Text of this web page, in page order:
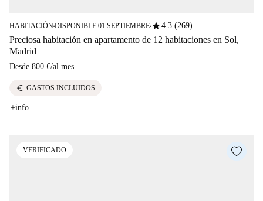
HABITACIÓN■DISPONIBLE 01 SEPTIEMBRE■star4.3 (269)
Preciosa habitación en apartamento de 12 habitaciones en Sol,
Madrid
Desde 800 €/al mes
euro GASTOS INCLUIDOS
+info
VERIFICADO